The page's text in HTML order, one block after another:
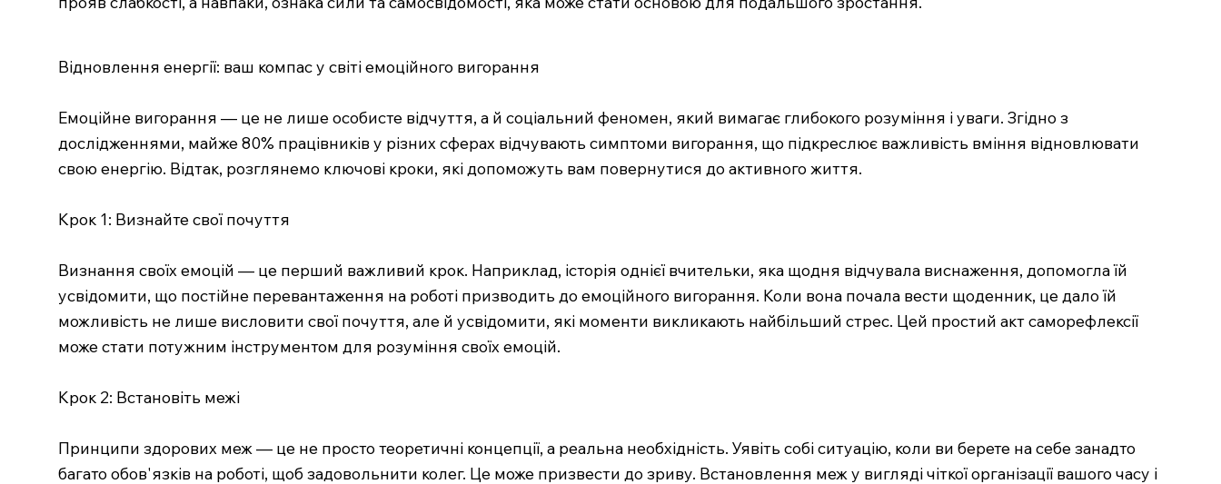
Відновлення енергії: ваш компас у світі емоційного вигорання
Емоційне вигорання — це не лише особисте відчуття, а й соціальний феномен, який вимагає глибокого розуміння і уваги. Згідно з
дослідженнями, майже 80% працівників у різних сферах відчувають симптоми вигорання, що підкреслює важливість вміння відновлювати
свою енергію. Відтак, розглянемо ключові кроки, які допоможуть вам повернутися до активного життя.
Крок 1: Визнайте свої почуття
Визнання своїх емоцій — це перший важливий крок. Наприклад, історія однієї вчительки, яка щодня відчувала виснаження, допомогла їй
усвідомити, що постійне перевантаження на роботі призводить до емоційного вигорання. Коли вона почала вести щоденник, це дало їй
можливість не лише висловити свої почуття, але й усвідомити, які моменти викликають найбільший стрес. Цей простий акт саморефлексії
може стати потужним інструментом для розуміння своїх емоцій.
Крок 2: Встановіть межі
Принципи здорових меж — це не просто теоретичні концепції, а реальна необхідність. Уявіть собі ситуацію, коли ви берете на себе занадто
багато обов'язків на роботі, щоб задовольнити колег. Це може призвести до зриву. Встановлення меж у вигляді чіткої організації вашого часу і